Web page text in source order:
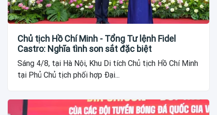
Chủ tịch Hồ Chí Minh - Tổng Tư lệnh Fidel
Castro: Nghĩa tình son sắt đặc biệt
Sáng 4/8, tại Hà Nội, Khu Di tích Chủ tịch Hồ Chí Minh
tại Phủ Chủ tịch phối hợp Đại...